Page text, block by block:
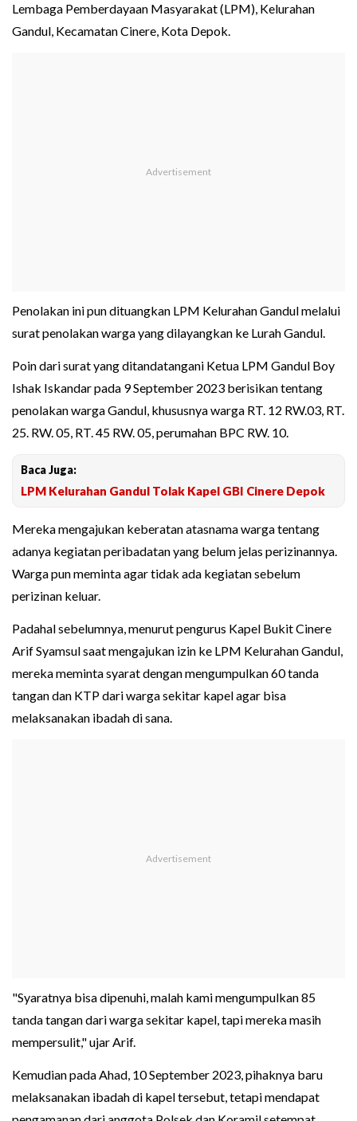
Lembaga Pemberdayaan Masyarakat (LPM), Kelurahan
Gandul, Kecamatan Cinere, Kota Depok.
Penolakan ini pun dituangkan LPM Kelurahan Gandul melalui
surat penolakan warga yang dilayangkan ke Lurah Gandul.
Poin dari surat yang ditandatangani Ketua LPM Gandul Boy
Ishak Iskandar pada 9 September 2023 berisikan tentang
penolakan warga Gandul, khususnya warga RT. 12 RW.03, RT.
25. RW. 05, RT. 45 RW. 05, perumahan BPC RW. 10.
Baca Juga:
LPM Kelurahan Gandul Tolak Kapel GBI Cinere Depok
Mereka mengajukan keberatan atasnama warga tentang
adanya kegiatan peribadatan yang belum jelas perizinannya.
Warga pun meminta agar tidak ada kegiatan sebelum
perizinan keluar.
Padahal sebelumnya, menurut pengurus Kapel Bukit Cinere
Arif Syamsul saat mengajukan izin ke LPM Kelurahan Gandul,
mereka meminta syarat dengan mengumpulkan 60 tanda
tangan dan KTP dari warga sekitar kapel agar bisa
melaksanakan ibadah di sana.
"Syaratnya bisa dipenuhi, malah kami mengumpulkan 85
tanda tangan dari warga sekitar kapel, tapi mereka masih
mempersulit," ujar Arif.
Kemudian pada Ahad, 10 September 2023, pihaknya baru
melaksanakan ibadah di kapel tersebut, tetapi mendapat